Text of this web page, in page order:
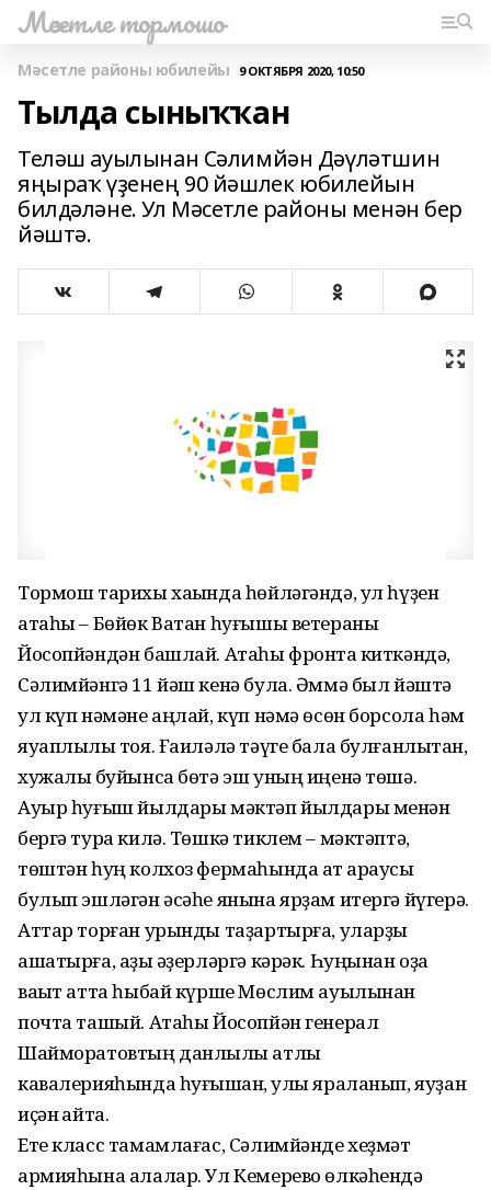
Мәсетле тормошо
Мәсетле районы юбилейы 9 ОКТЯБРЯ 2020, 10:50
Тылда сыныҡҡан
Теләш ауылынан Сәлимйән Дәүләтшин
яңыраҡ үҙенең 90 йәшлек юбилейын
билдәләне. Ул Мәсетле районы менән бер
йәштә.
Тормош тарихы хаҡында һөйләгәндә, ул һүҙен
атаһы – Бөйөк Ватан һуғышы ветераны
Йосопйәндән башлай. Атаһы фронтҡа киткәндә,
Сәлимйәнгә 11 йәш кенә була. Әммә был йәштә
ул күп нәмәне аңлай, күп нәмә өсөн борсола һәм
яуаплылыҡ тоя. Ғаиләлә тәүге бала булғанлыҡтан,
хужалыҡ буйынса бөтә эш уның иңенә төшә.
Ауыр һуғыш йылдары мәктәп йылдары менән
бергә тура килә. Төшкә тиклем – мәктәптә,
төштән һуң колхоз фермаһында ат ҡараусы
булып эшләгән әсәһе янына ярҙам итергә йүгерә.
Аттар торған урынды таҙартырға, уларҙы
ашатырға, аҙыҡ әҙерләргә кәрәк. Һуңынан оҙаҡ
ваҡыт атта һыбай күрше Мөслим ауылынан
почта ташый. Атаһы Йосопйән генерал
Шайморатовтың данлыҡлы атлы
кавалерияһында һуғышҡан, ҡулы яраланып, яуҙан
иҫән ҡайта.
Ете класс тамамлағас, Сәлимйәнде хеҙмәт
армияһына алалар. Ул Кемерево өлкәһендә